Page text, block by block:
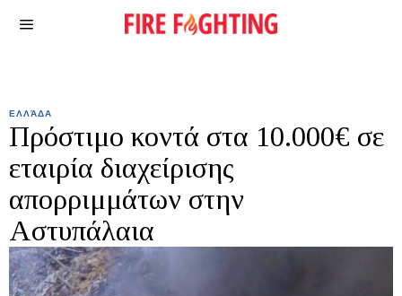
ΕΛΛΆΔΑ
Πρόστιμο κοντά στα 10.000€ σε
εταιρία διαχείρισης
απορριμμάτων στην
Αστυπάλαια